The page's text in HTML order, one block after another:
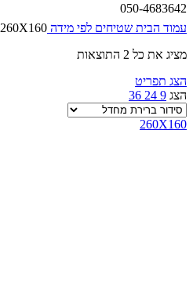
050-4683642
עמוד הבית שטיחים לפי מידה 260X160
מציג את כל 2 התוצאות
הצג תפריט
הצג 9
24
36
260X160